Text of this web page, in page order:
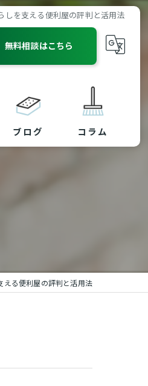
しを支える便利屋の評判と活用法
無料相談はこちら
ブログ コラム
える便利屋の評判と活用法